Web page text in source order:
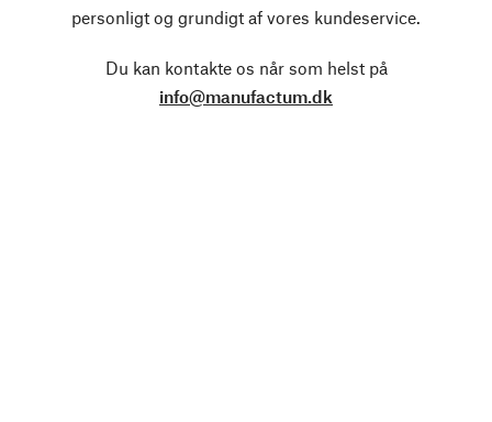
personligt og grundigt af vores kundeservice.
Du kan kontakte os når som helst på
info@manufactum.dk